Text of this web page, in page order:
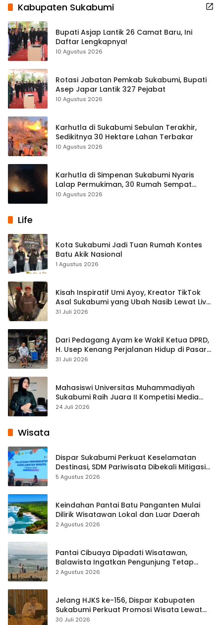
Kabupaten Sukabumi
Bupati Asjap Lantik 26 Camat Baru, Ini
Daftar Lengkapnya!
10 Agustus 2026
Rotasi Jabatan Pemkab Sukabumi, Bupati
Asep Japar Lantik 327 Pejabat
10 Agustus 2026
Karhutla di Sukabumi Sebulan Terakhir,
Sedikitnya 30 Hektare Lahan Terbakar
10 Agustus 2026
Karhutla di Simpenan Sukabumi Nyaris
Lalap Permukiman, 30 Rumah Sempat
Terancam
10 Agustus 2026
Life
Kota Sukabumi Jadi Tuan Rumah Kontes
Batu Akik Nasional
1 Agustus 2026
Kisah Inspiratif Umi Ayoy, Kreator TikTok
Asal Sukabumi yang Ubah Nasib Lewat Live
Streaming
31 Juli 2026
Dari Pedagang Ayam ke Wakil Ketua DPRD,
H. Usep Kenang Perjalanan Hidup di Pasar
Cisaat
31 Juli 2026
Mahasiswi Universitas Muhammadiyah
Sukabumi Raih Juara II Kompetisi Media
Pembelajaran Digital Tingkat Internasional
24 Juli 2026
Wisata
Dispar Sukabumi Perkuat Keselamatan
Destinasi, SDM Pariwisata Dibekali Mitigasi
hingga Teknik Evakuasi
5 Agustus 2026
Keindahan Pantai Batu Panganten Mulai
Dilirik Wisatawan Lokal dan Luar Daerah
2 Agustus 2026
Pantai Cibuaya Dipadati Wisatawan,
Balawista Ingatkan Pengunjung Tetap
Waspada
2 Agustus 2026
Jelang HJKS ke-156, Dispar Kabupaten
Sukabumi Perkuat Promosi Wisata Lewat
Publikasi Digital
30 Juli 2026